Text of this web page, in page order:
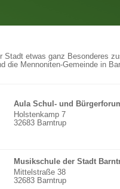
etwas ganz Besonderes
die Mennoniten-Gemeinde in
Aula Schul- und
Holstenkamp 7
32683 Barntrup
Musikschule der Stadt
Mittelstraße 38
32683 Barntrup